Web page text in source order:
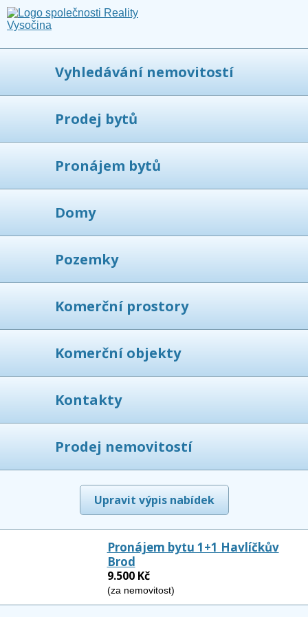
Vyhledávání nemovitostí
Prodej bytů
Pronájem bytů
Domy
Pozemky
Komerční prostory
Komerční objekty
Kontakty
Prodej nemovitostí
Upravit výpis nabídek
Pronájem bytu 1+1 Havlíčkův
Brod
9.500 Kč
(za nemovitost)